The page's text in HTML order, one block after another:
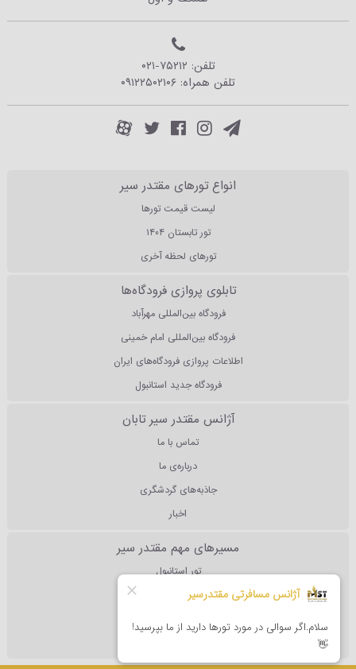
تلفن: ۰۲۱-۷۵۲۱۲
تلفن همراه: ۰۹۱۲۲۵۰۲۱۰۶
انواع تورهای مقتدر سیر
لیست قیمت تورها
تور تابستان ۱۴۰۴
تورهای لحظه آخری
تابلوی پروازی فرودگاه‌ها
فرودگاه بین‌المللی مهرآباد
فرودگاه بین‌المللی امام خمینی
اطلاعات پروازی فرودگاه‌های ایران
فرودگاه جدید استانبول
آژانس مقتدر سیر تابان
تماس با ما
درباره‌ی ما
جاذبه‌های گردشگری
اخبار
مسیرهای مهم مقتدر سیر
تور استانبول
تور آنتالیا